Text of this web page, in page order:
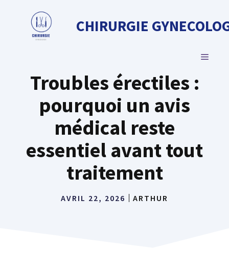
contenu
CHIRURGIE
MENU
Troubles érectiles :
pourquoi un avis
médical reste
essentiel avant tout
traitement
AVRIL 22, 2026 ARTHUR